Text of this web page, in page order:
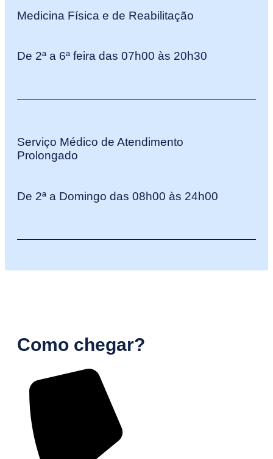
Medicina Física e de Reabilitação
De 2ª a 6ª feira das 07h00 às 20h30
Serviço Médico de Atendimento
Prolongado
De 2ª a Domingo das 08h00 às 24h00
Como chegar?